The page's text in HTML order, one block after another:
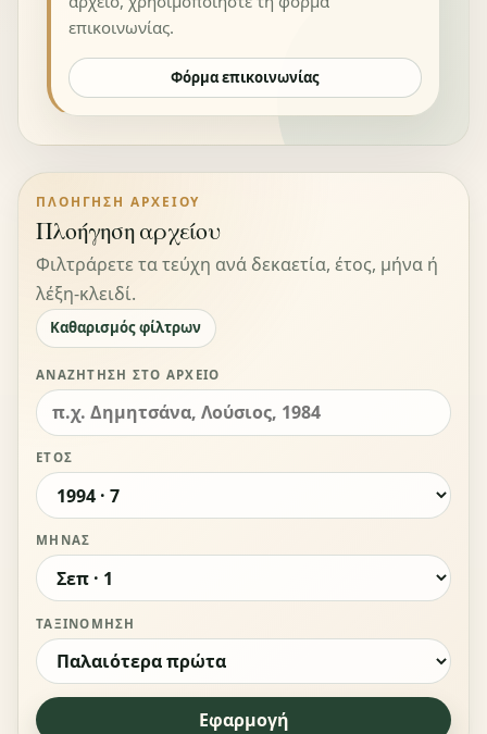
επικοινωνίας.
Φόρμα επικοινωνίας
ΠΛΟΉΓΗΣΗ ΑΡΧΕΊΟΥ
Πλοήγηση αρχείου
Φιλτράρετε τα τεύχη ανά δεκαετία, έτος, μήνα ή
λέξη-κλειδί.
Καθαρισμός φίλτρων
ΑΝΑΖΉΤΗΣΗ ΣΤΟ ΑΡΧΕΊΟ
ΈΤΟΣ
ΜΉΝΑΣ
ΤΑΞΙΝΌΜΗΣΗ
Εφαρμογή